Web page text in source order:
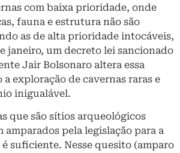
com baixa prioridade, onde
fauna e estrutura não são
as de alta prioridade intocáveis,
janeiro, um decreto lei sancionado
Jair Bolsonaro altera essa
exploração de cavernas raras e
inigualável.
que são sítios arqueológicos
amparados pela legislação para a
suficiente. Nesse quesito (amparo